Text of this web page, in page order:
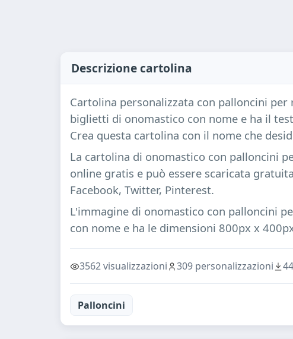
Descrizione cartolina
Cartolina personalizzata con palloncini per
biglietti di onomastico con nome e ha il
Crea questa cartolina con il nome che
La cartolina di onomastico con palloncini
online gratis e può essere scaricata
Facebook, Twitter, Pinterest.
L'immagine di onomastico con palloncini
con nome e ha le dimensioni 800px x
3562 visualizzazioni 309 personalizzazioni
Palloncini